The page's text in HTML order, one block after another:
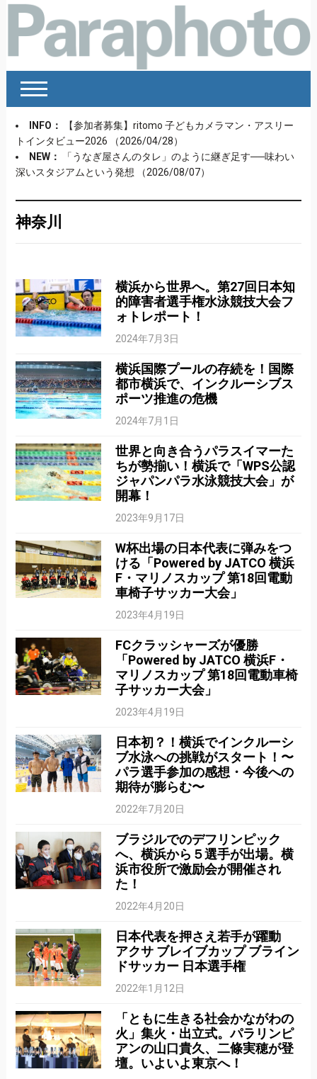
INFO：
【参加者募集】ritomo 子どもカメラマン・アスリー
トインタビュー2026
（2026/04/28）
NEW：
「うなぎ屋さんのタレ」のように継ぎ足す──味わい
深いスタジアムという発想
（2026/08/07）
神奈川
横浜から世界へ。第27回日本知
的障害者選手権水泳競技大会フ
ォトレポート！
2024年7月3日
横浜国際プールの存続を！国際
都市横浜で、インクルーシブス
ポーツ推進の危機
2024年7月1日
世界と向き合うパラスイマーた
ちが勢揃い！横浜で「WPS公認
ジャパンパラ水泳競技大会」が
開幕！
2023年9月17日
W杯出場の日本代表に弾みをつ
ける「Powered by JATCO 横浜
F・マリノスカップ 第18回電動
車椅子サッカー大会」
2023年4月19日
FCクラッシャーズが優勝
「Powered by JATCO 横浜F・
マリノスカップ 第18回電動車椅
子サッカー大会」
2023年4月19日
日本初？！横浜でインクルーシ
ブ水泳への挑戦がスタート！〜
パラ選手参加の感想・今後への
期待が膨らむ〜
2022年7月20日
ブラジルでのデフリンピック
へ、横浜から５選手が出場。横
浜市役所で激励会が開催され
た！
2022年4月20日
日本代表を押さえ若手が躍動
アクサ ブレイブカップ ブライン
ドサッカー 日本選手権
2022年1月12日
「ともに生きる社会かながわの
火」集火・出立式。パラリンピ
アンの山口貴久、二條実穂が登
壇。いよいよ東京へ！